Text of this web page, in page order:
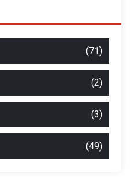
(71)
(2)
(3)
(49)